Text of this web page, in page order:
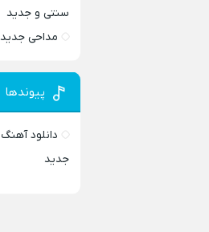
سنتی و جدید
مداحی جدید
پیوندها
دانلود آهنگ
جدید